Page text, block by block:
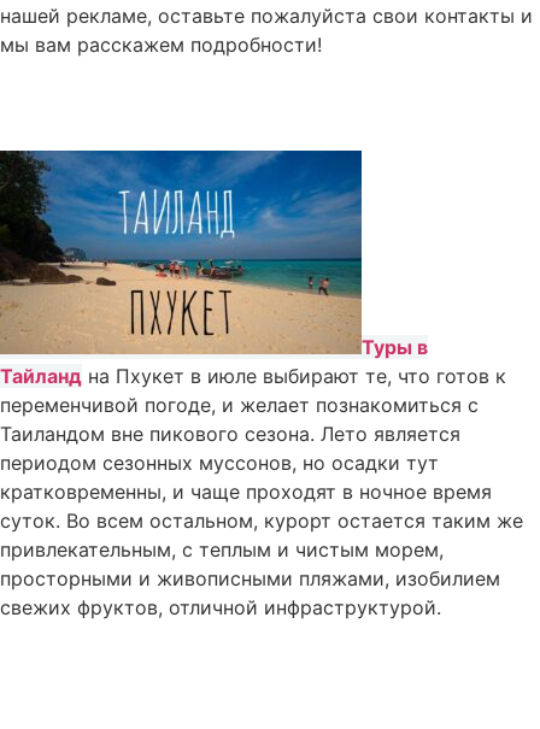
нашей рекламе, оставьте пожалуйста свои контакты и
мы вам расскажем подробности!
Туры в
Тайланд на Пхукет в июле выбирают те, что готов к
переменчивой погоде, и желает познакомиться с
Таиландом вне пикового сезона. Лето является
периодом сезонных муссонов, но осадки тут
кратковременны, и чаще проходят в ночное время
суток. Во всем остальном, курорт остается таким же
привлекательным, с теплым и чистым морем,
просторными и живописными пляжами, изобилием
свежих фруктов, отличной инфраструктурой.